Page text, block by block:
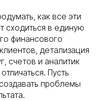
как все эти
сходиться в единую
финансового
детализация
счетов и аналитик
Пусть
проблемы